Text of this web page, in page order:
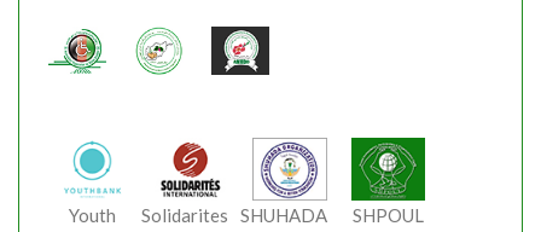
Youth
Solidarites
SHUHADA
SHPOUL